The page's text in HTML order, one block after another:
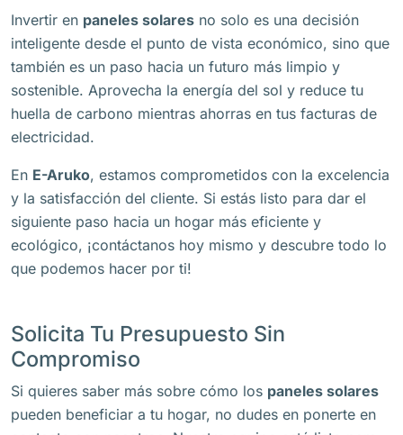
Invertir en paneles solares no solo es una decisión
inteligente desde el punto de vista económico, sino que
también es un paso hacia un futuro más limpio y
sostenible. Aprovecha la energía del sol y reduce tu
huella de carbono mientras ahorras en tus facturas de
electricidad.
En E-Aruko, estamos comprometidos con la excelencia
y la satisfacción del cliente. Si estás listo para dar el
siguiente paso hacia un hogar más eficiente y
ecológico, ¡contáctanos hoy mismo y descubre todo lo
que podemos hacer por ti!
Solicita Tu Presupuesto Sin
Compromiso
Si quieres saber más sobre cómo los paneles solares
pueden beneficiar a tu hogar, no dudes en ponerte en